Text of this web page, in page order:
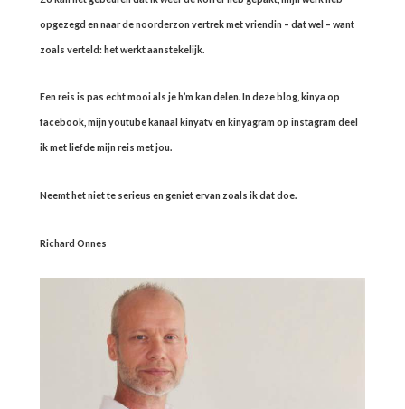
opgezegd en naar de noorderzon vertrek met vriendin – dat wel – want
zoals verteld: het werkt aanstekelijk.
Een reis is pas echt mooi als je h’m kan delen. In deze blog, kinya op
facebook, mijn youtube kanaal kinyatv en kinyagram op instagram deel
ik met liefde mijn reis met jou.
Neemt het niet te serieus en geniet ervan zoals ik dat doe.
Richard Onnes